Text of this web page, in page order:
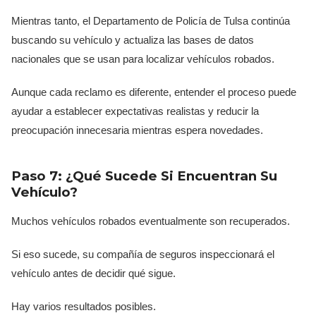
Mientras tanto, el Departamento de Policía de Tulsa continúa
buscando su vehículo y actualiza las bases de datos
nacionales que se usan para localizar vehículos robados.
Aunque cada reclamo es diferente, entender el proceso puede
ayudar a establecer expectativas realistas y reducir la
preocupación innecesaria mientras espera novedades.
Paso 7: ¿Qué Sucede Si Encuentran Su
Vehículo?
Muchos vehículos robados eventualmente son recuperados.
Si eso sucede, su compañía de seguros inspeccionará el
vehículo antes de decidir qué sigue.
Hay varios resultados posibles.